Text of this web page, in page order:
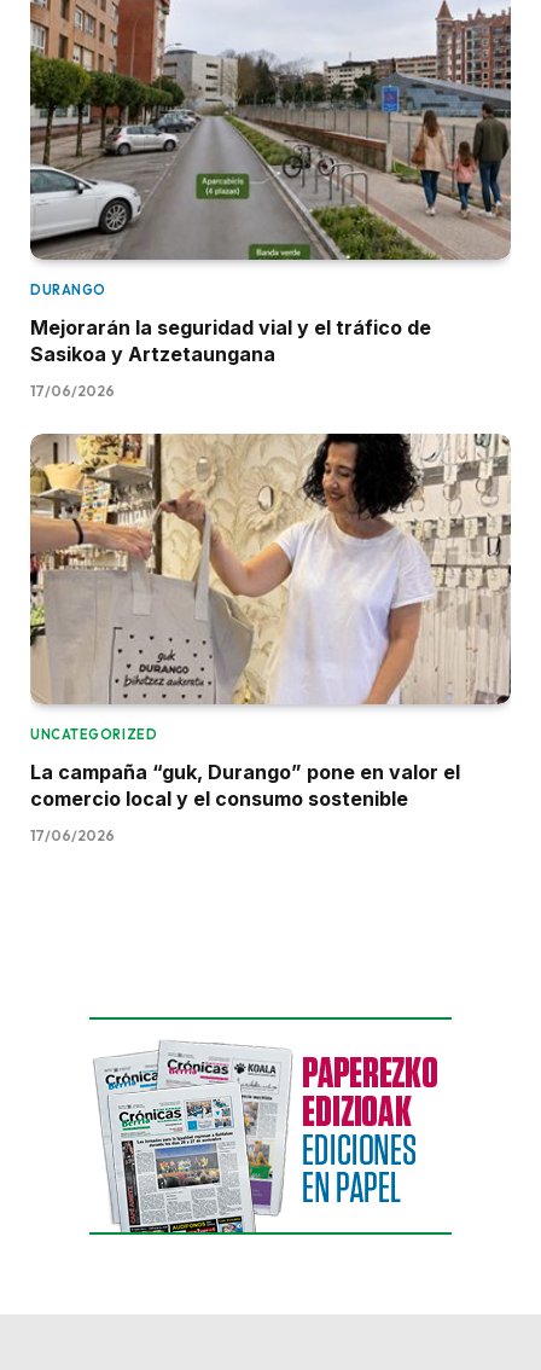
DURANGO
Mejorarán la seguridad vial y el tráfico de
Sasikoa y Artzetaungana
17/06/2026
UNCATEGORIZED
La campaña “guk, Durango” pone en valor el
comercio local y el consumo sostenible
17/06/2026